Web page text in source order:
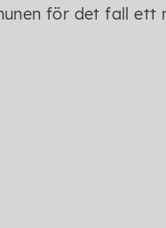
för det fall ett